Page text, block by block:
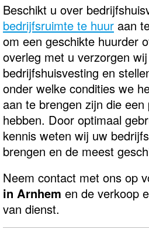
Beschikt u over
bedrijfsruimte te huur aan
om een geschikte huurder
overleg met u verzorgen
bedrijfshuisvesting en
onder welke condities we
aan te brengen zijn die
hebben. Door optimaal
kennis weten wij uw
brengen en de meest
Neem contact met ons op
in Arnhem en de verkoop
van dienst.